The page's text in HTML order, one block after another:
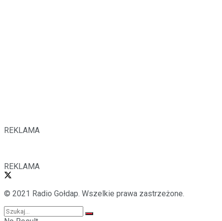
REKLAMA
REKLAMA
© 2021 Radio Gołdap. Wszelkie prawa zastrzeżone.